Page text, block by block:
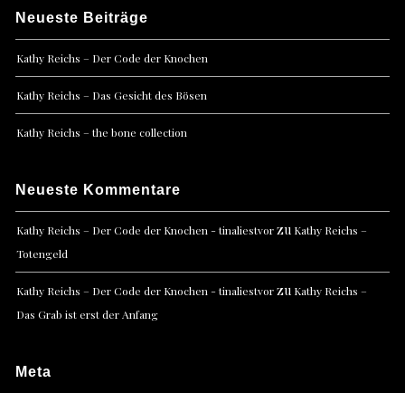
Neueste Beiträge
Kathy Reichs – Der Code der Knochen
Kathy Reichs – Das Gesicht des Bösen
Kathy Reichs – the bone collection
Neueste Kommentare
Kathy Reichs – Der Code der Knochen - tinaliestvorzu Kathy Reichs –
Totengeld
Kathy Reichs – Der Code der Knochen - tinaliestvorzu Kathy Reichs –
Das Grab ist erst der Anfang
Meta